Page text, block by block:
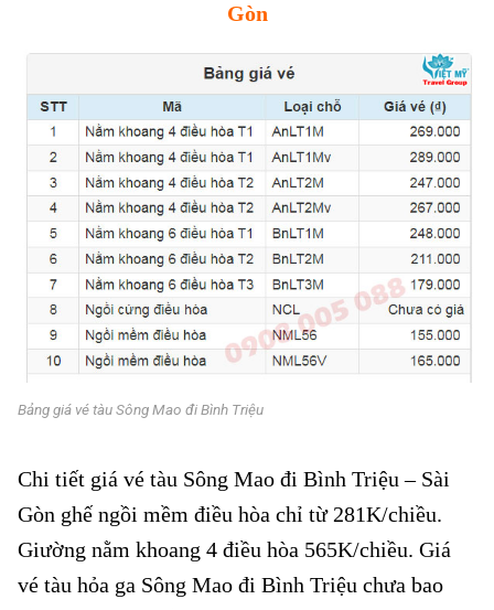
Gòn
Bảng giá vé tàu Sông Mao đi Bình Triệu
Chi tiết giá vé tàu Sông Mao đi Bình Triệu – Sài
Gòn ghế ngồi mềm điều hòa chỉ từ 281K/chiều.
Giường nằm khoang 4 điều hòa 565K/chiều. Giá
vé tàu hỏa ga Sông Mao đi Bình Triệu chưa bao